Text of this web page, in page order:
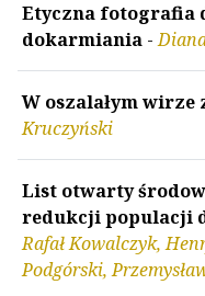
Etyczna fotografia
dokarmiania -
W oszalałym
Kruczyński
List otwarty
redukcji populacji
Rafał Kowalczyk,
Podgórski,